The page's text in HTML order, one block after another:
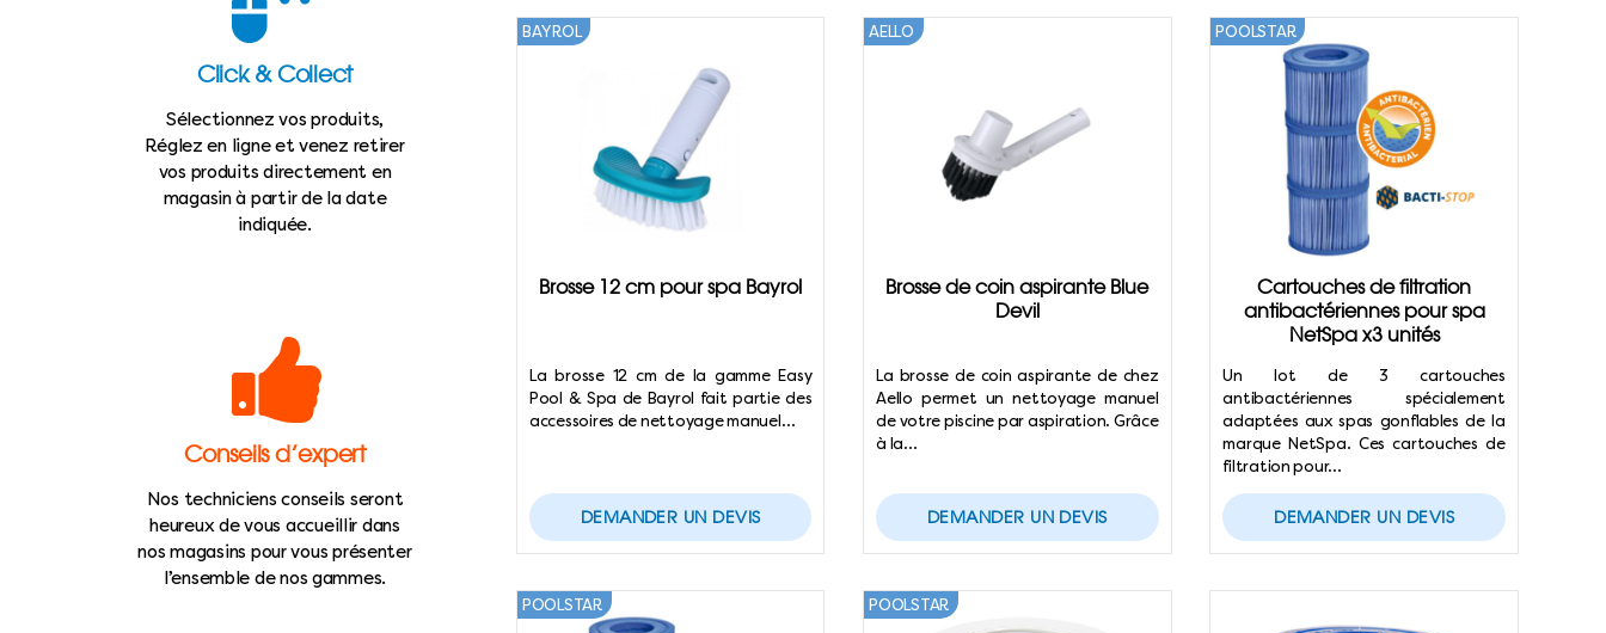
Brosse 12 cm pour spa Bayrol
BAYROL
La brosse 12 cm de la gamme Easy
Pool & Spa de Bayrol fait partie des
accessoires de nettoyage manuel…
DEMANDER UN DEVIS
Brosse de coin aspirante Blue
Devil
AELLO
La brosse de coin aspirante de chez
Aello permet un nettoyage manuel
de votre piscine par aspiration. Grâce
à la…
DEMANDER UN DEVIS
Cartouches de filtration
antibactériennes pour spa
NetSpa x3 unités
POOLSTAR
Un lot de 3 cartouches
antibactériennes spécialement
adaptées aux spas gonflables de la
marque NetSpa. Ces cartouches de
filtration pour…
DEMANDER UN DEVIS
POOLSTAR POOLSTAR
Click & Collect
Sélectionnez vos produits,
Réglez en ligne et venez retirer
vos produits directement en
magasin à partir de la date
indiquée.
Conseils d’expert
Nos techniciens conseils seront
heureux de vous accueillir dans
nos magasins pour vous présenter
l’ensemble de nos gammes.